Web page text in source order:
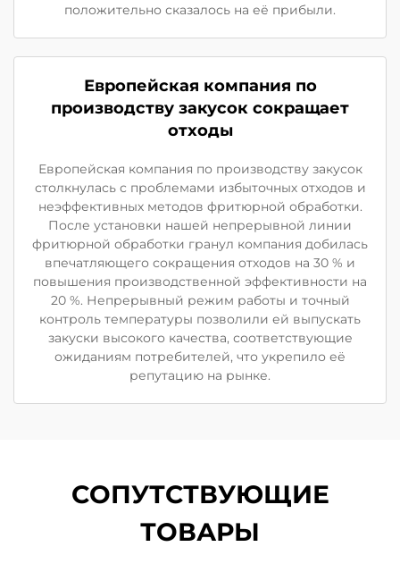
положительно сказалось на её прибыли.
Европейская компания по
производству закусок сокращает
отходы
Европейская компания по производству закусок
столкнулась с проблемами избыточных отходов и
неэффективных методов фритюрной обработки.
После установки нашей непрерывной линии
фритюрной обработки гранул компания добилась
впечатляющего сокращения отходов на 30 % и
повышения производственной эффективности на
20 %. Непрерывный режим работы и точный
контроль температуры позволили ей выпускать
закуски высокого качества, соответствующие
ожиданиям потребителей, что укрепило её
репутацию на рынке.
СОПУТСТВУЮЩИЕ
ТОВАРЫ